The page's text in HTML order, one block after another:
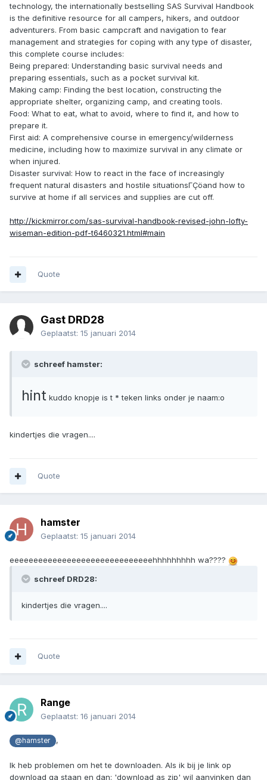
technology, the internationally bestselling SAS Survival Handbook
is the definitive resource for all campers, hikers, and outdoor
adventurers. From basic campcraft and navigation to fear
management and strategies for coping with any type of disaster,
this complete course includes:
Being prepared: Understanding basic survival needs and
preparing essentials, such as a pocket survival kit.
Making camp: Finding the best location, constructing the
appropriate shelter, organizing camp, and creating tools.
Food: What to eat, what to avoid, where to find it, and how to
prepare it.
First aid: A comprehensive course in emergency/wilderness
medicine, including how to maximize survival in any climate or
when injured.
Disaster survival: How to react in the face of increasingly
frequent natural disasters and hostile situationsΓÇöand how to
survive at home if all services and supplies are cut off.
http://kickmirror.com/sas-survival-handbook-revised-john-lofty-
wiseman-edition-pdf-t6460321.html#main
Quote
Gast DRD28
Geplaatst: 15 januari 2014
schreef hamster:
hint kuddo knopje is t * teken links onder je naam:o
kindertjes die vragen....
Quote
hamster
Geplaatst: 15 januari 2014
eeeeeeeeeeeeeeeeeeeeeeeeeeeeeehhhhhhhhh wa????
schreef DRD28:
kindertjes die vragen....
Quote
Range
Geplaatst: 16 januari 2014
@hamster ,
Ik heb problemen om het te downloaden. Als ik bij je link op
download ga staan en dan: 'download as zip' wil aanvinken dan